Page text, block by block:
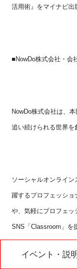
活用術』をマイナビ出
■ NowDo株式会社・会
NowDo株式会社は、
追い続けられる世界を
ソーシャルオンライン
躍するプロフェッショ
や、気軽にプロフェ
SNS 「 Classroom 」を
イベント・説